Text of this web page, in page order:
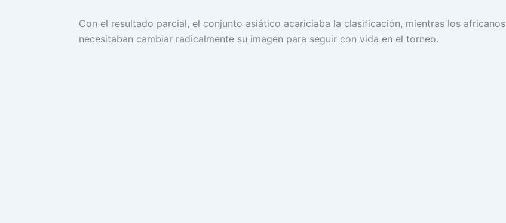
Con el resultado parcial, el conjunto asiático acariciaba la clasificación, mientras los africanos
necesitaban cambiar radicalmente su imagen para seguir con vida en el torneo.